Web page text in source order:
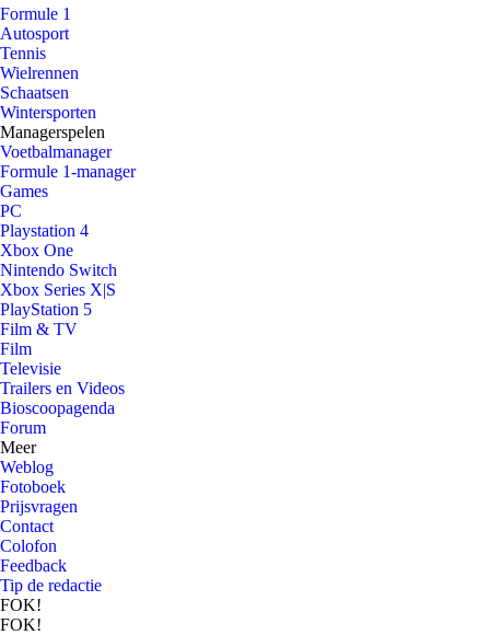
Formule 1
Autosport
Tennis
Wielrennen
Schaatsen
Wintersporten
Managerspelen
Voetbalmanager
Formule 1-manager
Games
PC
Playstation 4
Xbox One
Nintendo Switch
Xbox Series X|S
PlayStation 5
Film & TV
Film
Televisie
Trailers en Videos
Bioscoopagenda
Forum
Meer
Weblog
Fotoboek
Prijsvragen
Contact
Colofon
Feedback
Tip de redactie
FOK!
FOK!